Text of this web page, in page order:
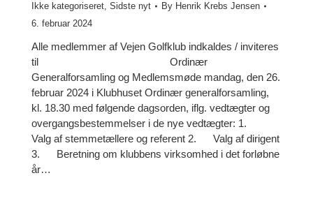
Ikke kategoriseret, Sidste nyt By Henrik Krebs Jensen
6. februar 2024
Alle medlemmer af Vejen Golfklub indkaldes / inviteres
til Ordinær
Generalforsamling og Medlemsmøde mandag, den 26.
februar 2024 i Klubhuset Ordinær generalforsamling,
kl. 18.30 med følgende dagsorden, iflg. vedtægter og
overgangsbestemmelser i de nye vedtægter: 1.
Valg af stemmetællere og referent 2. Valg af dirigent
3. Beretning om klubbens virksomhed i det forløbne
år…